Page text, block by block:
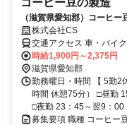
（滋賀県愛知郡）コーヒ
い対応◎
株式会社CS
交通アクセス 車・バイク
江鉄道本線）愛知川駅
車10分 ◇（近江鉄道本
線）能登川駅～車13分
時給1,900円～2,375円
滋賀県愛知郡
勤務曜日・時間 【 5勤2
時間 休憩75分） □昼勤
□夜勤 23：45～翌9：00
募集要項 職種 コーヒー